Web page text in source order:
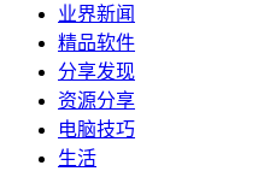
业界新闻
精品软件
分享发现
资源分享
电脑技巧
生活